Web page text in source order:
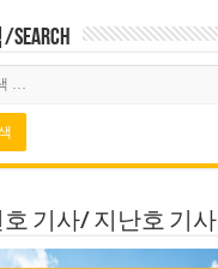
기사/ 지난호 기사